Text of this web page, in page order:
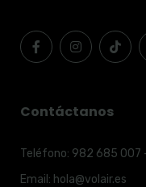
Contáctanos
Teléfono: 982 685 007
Email: hola@volair.es